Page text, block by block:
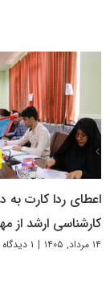
اعطای ردا کارت به
کارشناسی ارشد از مهر
۱۴ مرداد, ۱۴۰۵ | ۱ دیدگاه